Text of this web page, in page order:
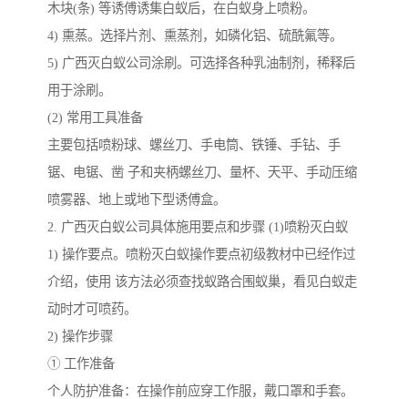
木块(条) 等诱傅诱集白蚁后，在白蚁身上喷粉。
4) 熏蒸。选择片剂、熏蒸剂，如磷化铝、硫酰氟等。
5) 广西灭白蚁公司涂刷。可选择各种乳油制剂，稀释后
用于涂刷。
(2) 常用工具准备
主要包括喷粉球、螺丝刀、手电筒、铁锤、手钻、手
锯、电锯、凿 子和夹柄螺丝刀、量杯、天平、手动压缩
喷雾器、地上或地下型诱傅盒。
2. 广西灭白蚁公司具体施用要点和步骤 (1)喷粉灭白蚁
1) 操作要点。喷粉灭白蚁操作要点初级教材中已经作过
介绍，使用 该方法必须查找蚁路合围蚁巢，看见白蚁走
动时才可喷药。
2) 操作步骤
① 工作准备
个人防护准备：在操作前应穿工作服，戴口罩和手套。